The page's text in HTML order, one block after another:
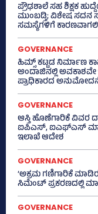
ಪ್ರೌಢಶಾಲೆ ಸಹ ಶಿಕ್ಷಕ
ಮುಂಬಡ್ತಿ; ವಿಶೇಷ ಸದನ
ಸಮಸ್ಯೆಗಳಿಗೆ
GOVERNANCE
ಹಿಮ್ಸ್‌ ಕಟ್ಟಡ ನಿರ್ಮಾಣ
ಅಂದಾಜಿನಲ್ಲಿ
ಪ್ರಾಧಿಕಾರದ
GOVERNANCE
ಆಸ್ತಿ ಹೊಣೆಗಾರಿಕೆ ವಿವರ
ಐಪಿಎಸ್‌, ಐಎಫ್‌ಎಸ್‌ ಮಾದರಿ
ಇಲಾಖೆ ಆದೇಶ
GOVERNANCE
‘ಅಕ್ರಮ ಗಣಿಗಾರಿಕೆ
ಸಿಮೆಂಟ್ ಪ್ರಕರಣದಲ್ಲಿ
GOVERNANCE